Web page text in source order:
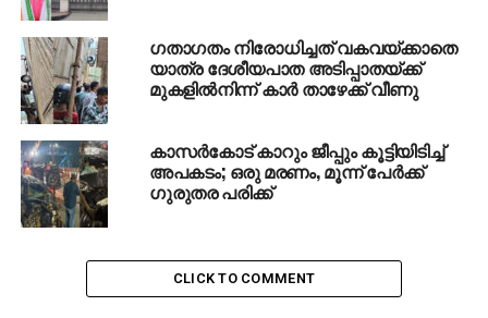
ഗതാഗതം നിരോധിച്ചത് വകവയ്ക്കാതെ
യാത്ര ദേശീയപാത അടിപ്പാതയ്ക്ക്
മുകളില്‍നിന്ന് കാര്‍ താഴേക്ക് വീണു
കാസര്‍കോട് കാറും ജീപ്പും കൂട്ടിയിടിച്ച്
അപകടം; ഒരു മരണം, മൂന്ന് പേര്‍ക്ക്
ഗുരുതര പരിക്ക്
CLICK TO COMMENT